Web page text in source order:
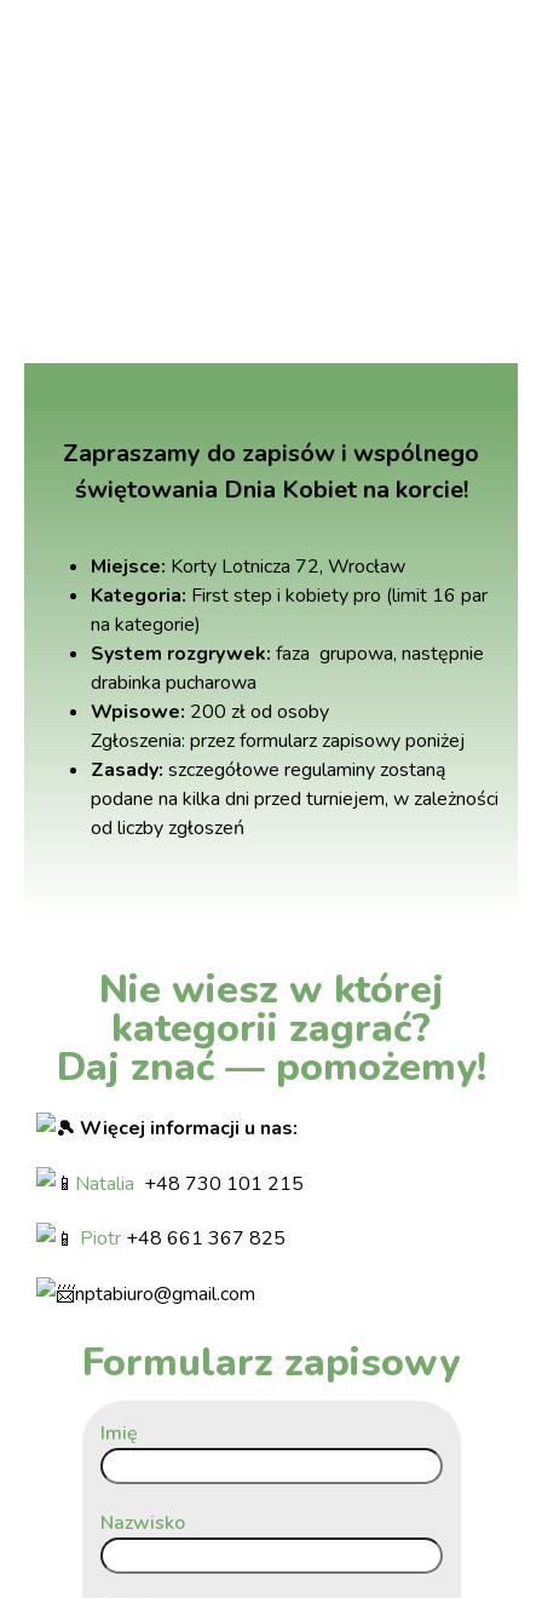
Zapraszamy do zapisów i wspólnego
świętowania Dnia Kobiet na korcie!
Miejsce: Korty Lotnicza 72, Wrocław
Kategoria: First step i kobiety pro (limit 16 par
na kategorie)
System rozgrywek: faza grupowa, następnie
drabinka pucharowa
Wpisowe: 200 zł od osoby
Zgłoszenia: przez formularz zapisowy poniżej
Zasady: szczegółowe regulaminy zostaną
podane na kilka dni przed turniejem, w zależności
od liczby zgłoszeń
Nie wiesz w której
kategorii zagrać?
Daj znać — pomożemy!
Więcej informacji u nas:
Natalia +48 730 101 215
Piotr +48 661 367 825
nptabiuro@gmail.com
Formularz zapisowy
Imię
Nazwisko